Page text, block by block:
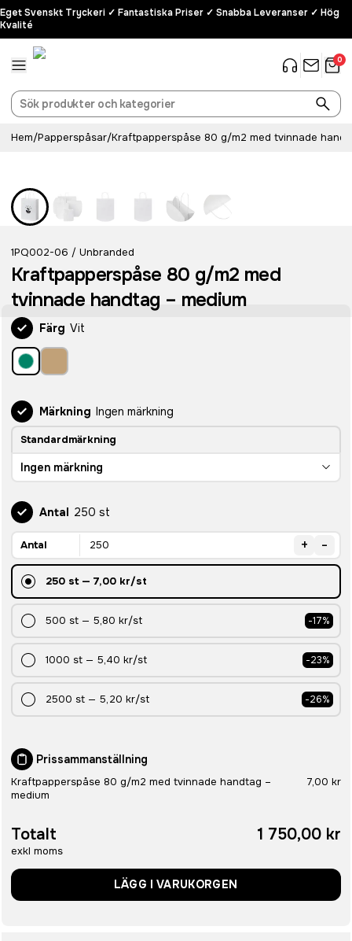
Eget Svenskt Tryckeri ✓ Fantastiska Priser ✓ Snabba Leveranser ✓ Hög
Kvalité
0
Hem/Papperspåsar/Kraftpapperspåse 80 g/m2 med tvinnade
Populär
1PQ002-06 / Unbranded
Kraftpapperspåse 80 g/m2 med
tvinnade handtag – medium
Färg Vit
Märkning Ingen märkning
Standardmärkning
Ingen märkning
Antal 250 st
Antal + -
250 st— 7,00 kr/st
500 st — 5,80 kr/st -17%
1000 st — 5,40 kr/st -23%
2500 st — 5,20 kr/st -26%
Prissammanställning
Kraftpapperspåse 80 g/m2 med tvinnade handtag –
medium
7,00 kr
Totalt
exkl moms
1 750,00 kr
LÄGG I VARUKORGEN